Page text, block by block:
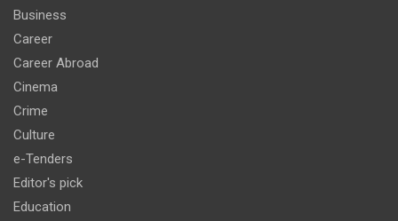
Business
Career
Career Abroad
Cinema
Crime
Culture
e-Tenders
Editor's pick
Education